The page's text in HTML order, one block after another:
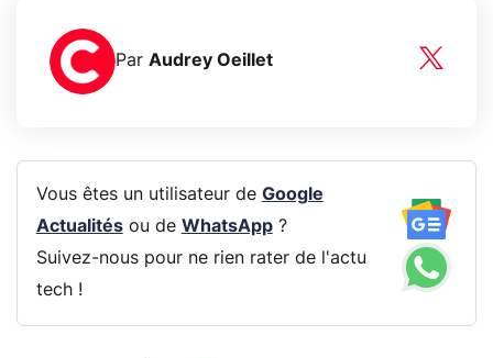
Par Audrey Oeillet
Vous êtes un utilisateur de Google
Actualitésou de WhatsApp?
Suivez-nous pour ne rien rater de l'actu
tech !